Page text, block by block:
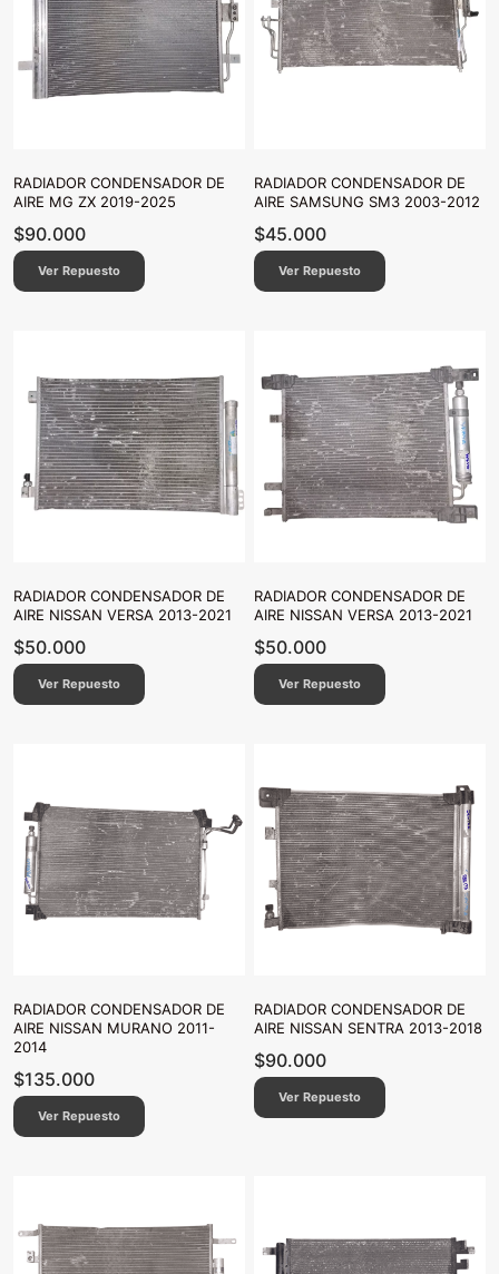
RADIADOR CONDENSADOR DE
AIRE MG ZX 2019-2025
$90.000
Ver Repuesto
RADIADOR CONDENSADOR DE
AIRE SAMSUNG SM3 2003-2012
$45.000
Ver Repuesto
RADIADOR CONDENSADOR DE
AIRE NISSAN VERSA 2013-2021
$50.000
Ver Repuesto
RADIADOR CONDENSADOR DE
AIRE NISSAN VERSA 2013-2021
$50.000
Ver Repuesto
RADIADOR CONDENSADOR DE
AIRE NISSAN MURANO 2011-
2014
$135.000
Ver Repuesto
RADIADOR CONDENSADOR DE
AIRE NISSAN SENTRA 2013-2018
$90.000
Ver Repuesto